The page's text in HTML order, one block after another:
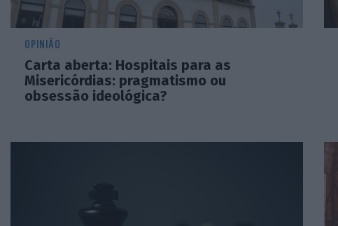
OPINIÃO
Carta aberta: Hospitais para as
Misericórdias: pragmatismo ou
obsessão ideológica?